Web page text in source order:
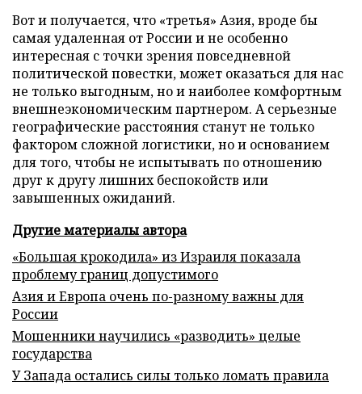
Вот и получается, что «третья» Азия, вроде бы
самая удаленная от России и не особенно
интересная с точки зрения повседневной
политической повестки, может оказаться для нас
не только выгодным, но и наиболее комфортным
внешнеэкономическим партнером. А серьезные
географические расстояния станут не только
фактором сложной логистики, но и основанием
для того, чтобы не испытывать по отношению
друг к другу лишних беспокойств или
завышенных ожиданий.
Другие материалы автора
«Большая крокодила» из Израиля показала
проблему границ допустимого
Азия и Европа очень по-разному важны для
России
Мошенники научились «разводить» целые
государства
У Запада остались силы только ломать правила